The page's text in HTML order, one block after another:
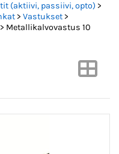
(aktiivi, passiivi, opto) >
> Vastukset>
> Metallikalvovastus 10